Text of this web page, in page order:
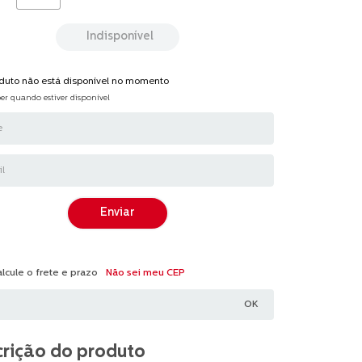
Indisponível
não está disponível no momento
quando estiver disponível
Enviar
Não sei meu CEP
do produto